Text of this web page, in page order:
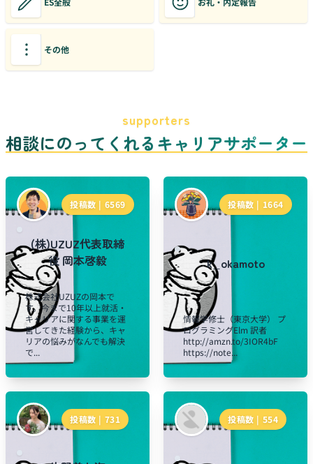
その他
supporters
相談にのってくれるキャリアサポーター
投稿数 | 6569
(株)UZUZ代表取締
役 岡本啓毅
株式会社UZUZの岡本で
す。今まで10年以上就活・
キャリアに関する事業を運
営してきた経験から、キャ
リアの悩みがなんでも解決
で...
投稿数 | 1664
k_okamoto
情報学修士（東京大学） プ
ログラミングElm 訳者
http://amzn.to/3IOR4bF
https://note...
投稿数 | 731 投稿数 | 554